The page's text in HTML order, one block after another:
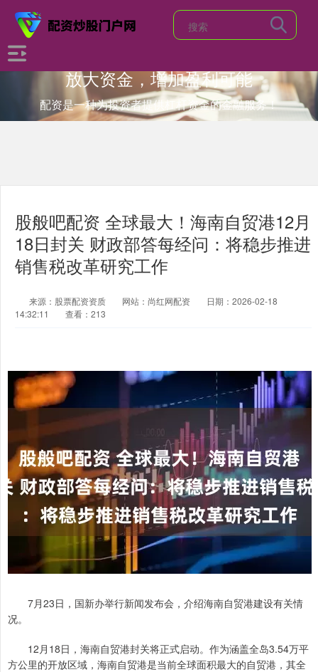
放大资金，增加盈利可能
配资是一种为投资者提供杠杆资金的金融服务！
股般吧配资 全球最大！海南自贸港12月
18日封关 财政部答每经问：将稳步推进
销售税改革研究工作
来源：股票配资资质 网站：尚红网配资
日期：2026-02-18
14:32:11
查看：213
7月23日，国新办举行新闻发布会，介绍海南自贸港建设有关情
况。
12月18日，海南自贸港封关将正式启动。作为涵盖全岛3.54万平
方公里的开放区域，海南自贸港是当前全球面积最大的自贸港，其全